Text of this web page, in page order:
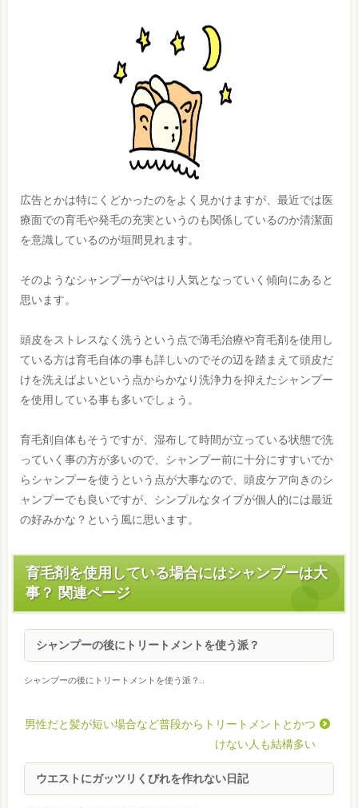
広告とかは特にくどかったのをよく見かけますが、最近では医
療面での育毛や発毛の充実というのも関係しているのか清潔面
を意識しているのが垣間見れます。
そのようなシャンプーがやはり人気となっていく傾向にあると
思います。
頭皮をストレスなく洗うという点で薄毛治療や育毛剤を使用し
ている方は育毛自体の事も詳しいのでその辺を踏まえて頭皮だ
けを洗えばよいという点からかなり洗浄力を抑えたシャンプー
を使用している事も多いでしょう。
育毛剤自体もそうですが、湿布して時間が立っている状態で洗
っていく事の方が多いので、シャンプー前に十分にすすいでか
らシャンプーを使うという点が大事なので、頭皮ケア向きのシ
ャンプーでも良いですが、シンプルなタイプが個人的には最近
の好みかな？という風に思います。
育毛剤を使用している場合にはシャンプーは大
事？ 関連ページ
シャンプーの後にトリートメントを使う派？
シャンプーの後にトリートメントを使う派？..
男性だと髪が短い場合など普段からトリートメントとかつ
けない人も結構多い
ウエストにガッツリくびれを作れない日記